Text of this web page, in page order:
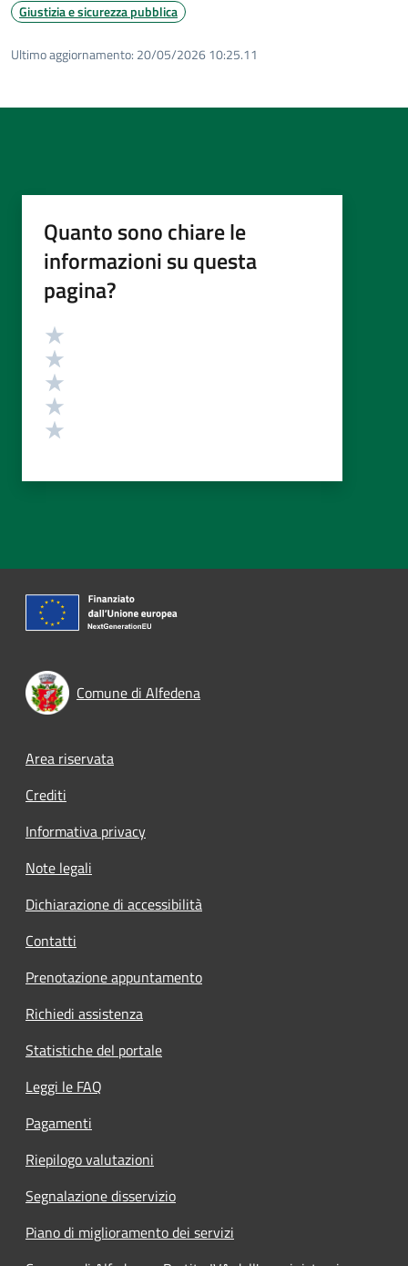
Giustizia e sicurezza pubblica
Ultimo aggiornamento: 20/05/2026 10:25.11
Quanto sono chiare le
informazioni su questa
pagina?
Valutazione
Comune di Alfedena
Footer menu
Area riservata
Crediti
Informativa privacy
Note legali
Dichiarazione di accessibilità
Contatti
Prenotazione appuntamento
Richiedi assistenza
Statistiche del portale
Leggi le FAQ
Pagamenti
Riepilogo valutazioni
Segnalazione disservizio
Piano di miglioramento dei servizi